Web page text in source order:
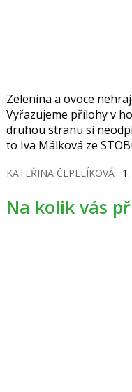
Zelenina a ovoce
Vyřazujeme přílohy v
druhou stranu si
to Iva Málková ze
KATEŘINA ČEPELÍKOVÁ
Na kolik vás